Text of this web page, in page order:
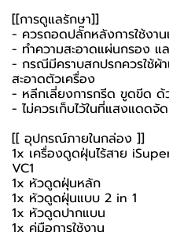
[[การดูแลรักษา]]
- ควรถอดปลั๊กหลังการใช้งา
- ทำความสะอาดแผ่นกรอง แ
- กรณีมีคราบสกปรกควรใช้ผ้
สะอาดตัวเครื่อง
- หลีกเลี่ยงการกรีด ขูดขีด ด้
- ไม่ควรเก็บไว้ในที่แสงแดดจัด
[[ อุปกรณ์ภายในกล่อง ]]
1x เครื่องดูดฝุ่นไร้สาย
VC1
1x หัวดูดฝุ่นหลัก
1x หัวดูดฝุ่นแบบ 2 in 1
1x หัวดูดปากแบน
1x คู่มือการใช้งาน